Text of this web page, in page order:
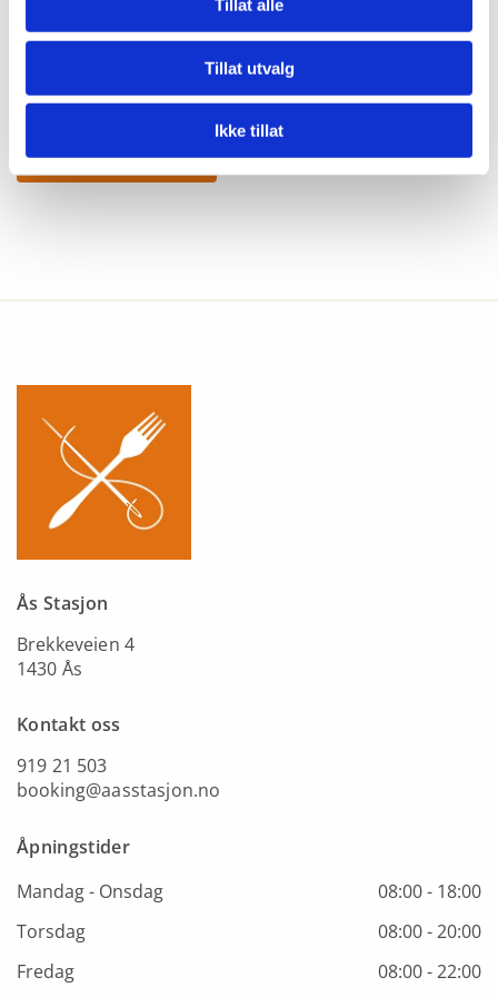
Tillat alle
Tillat utvalg
Ikke tillat
Mer informasjon om hvordan du kan unngå
informasjonskapsler kan du lese på
https://www.allaboutcookies.org/.
TIL HOVEDSIDEN
Ås Stasjon
Brekkeveien 4
1430 Ås
Kontakt oss
919 21 503
booking@aasstasjon.no
Åpningstider
Mandag - Onsdag
08:00 - 18:00
Torsdag
08:00 - 20:00
Fredag
08:00 - 22:00